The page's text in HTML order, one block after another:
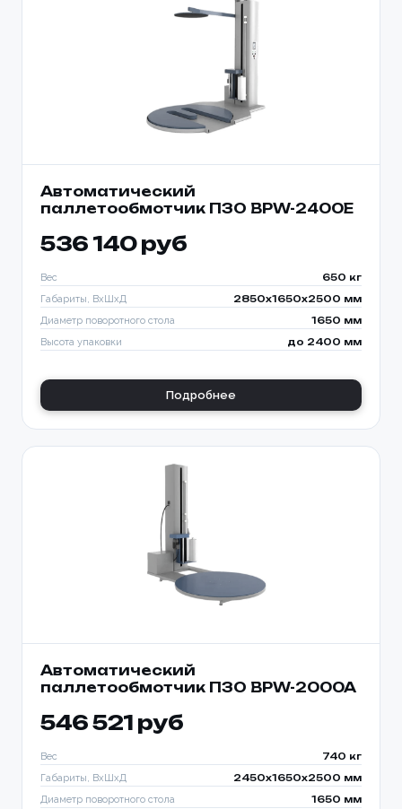
Автоматический
паллетообмотчик ПЗО BPW-2400E
536 140 руб
Вес 650 кг
Габариты, ВхШхД 2850х1650х2500 мм
Диаметр поворотного стола 1650 мм
Высота упаковки до 2400 мм
Подробнее
Автоматический
паллетообмотчик ПЗО BPW-2000A
546 521 руб
Вес 740 кг
Габариты, ВхШхД 2450х1650х2500 мм
Диаметр поворотного стола 1650 мм